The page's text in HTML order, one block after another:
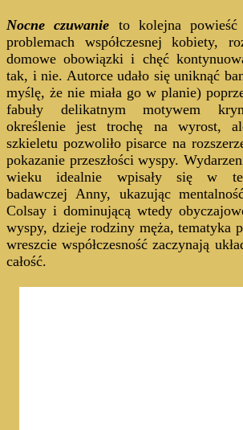
Nocne czuwanie to kolejna
problemach współczesnej kobiety,
domowe obowiązki i chęć
tak, i nie. Autorce udało się uniknąć
myślę, że nie miała go w planie)
fabuły delikatnym motywem
określenie jest trochę na wyrost,
szkieletu pozwoliło pisarce na
pokazanie przeszłości wyspy.
wieku idealnie wpisały się w
badawczej Anny, ukazując
Colsay i dominującą wtedy
wyspy, dzieje rodziny męża, tematyka
wreszcie współczesność zaczynają
całość.